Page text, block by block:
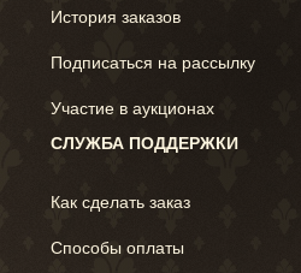
История заказов
Подписаться на рассылку
Участие в аукционах
СЛУЖБА ПОДДЕРЖКИ
Как сделать заказ
Способы оплаты